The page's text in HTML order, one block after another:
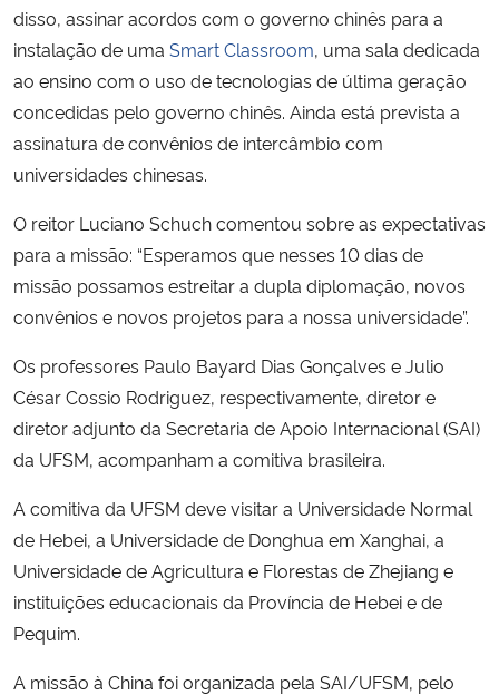
Ministério da Mulher, da Família e dos Direitos Humanos
Secretaria-Geral
Advocacia-Geral da União
Banco Central do Brasil
Planalto
disso, assinar acordos com o governo chinês para a
instalação de uma Smart Classroom, uma sala dedicada
ao ensino com o uso de tecnologias de última geração
concedidas pelo governo chinês. Ainda está prevista a
assinatura de convênios de intercâmbio com
universidades chinesas.
O reitor Luciano Schuch comentou sobre as expectativas
para a missão: “Esperamos que nesses 10 dias de
missão possamos estreitar a dupla diplomação, novos
convênios e novos projetos para a nossa universidade”.
Os professores Paulo Bayard Dias Gonçalves e Julio
César Cossio Rodriguez, respectivamente, diretor e
diretor adjunto da Secretaria de Apoio Internacional (SAI)
da UFSM, acompanham a comitiva brasileira.
A comitiva da UFSM deve visitar a Universidade Normal
de Hebei, a Universidade de Donghua em Xanghai, a
Universidade de Agricultura e Florestas de Zhejiang e
instituições educacionais da Província de Hebei e de
Pequim.
A missão à China foi organizada pela SAI/UFSM, pelo